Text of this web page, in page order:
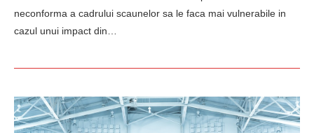
neconforma a cadrului scaunelor sa le faca mai vulnerabile in
cazul unui impact din…